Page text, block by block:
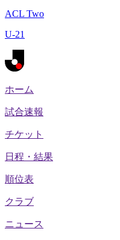
ACL Two
U-21
ホーム
試合速報
チケット
日程・結果
順位表
クラブ
ニュース